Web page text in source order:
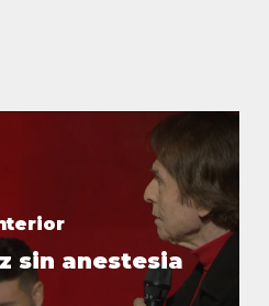
sin anestesia